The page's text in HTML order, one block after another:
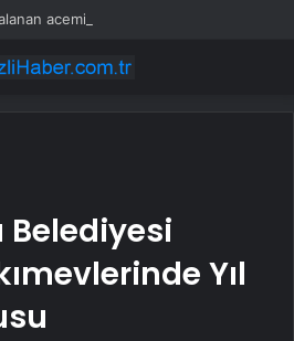
acemi kasaplar hastanelik oldu
Yıl